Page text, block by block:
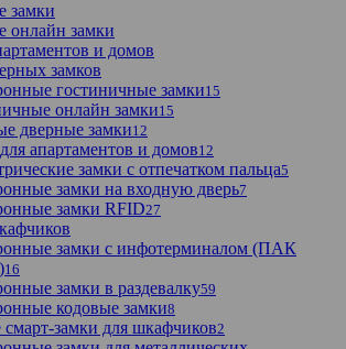
замки
онлайн замки
и домов
замков
гостиничные замки15
онлайн замки15
дверные замки12
апартаментов и домов12
замки с отпечатком пальца5
замки на входную дверь7
замки RFID27
замки с инфотерминалом (ПАК
16
замки в раздевалку59
кодовые замки8
замки для шкафчиков2